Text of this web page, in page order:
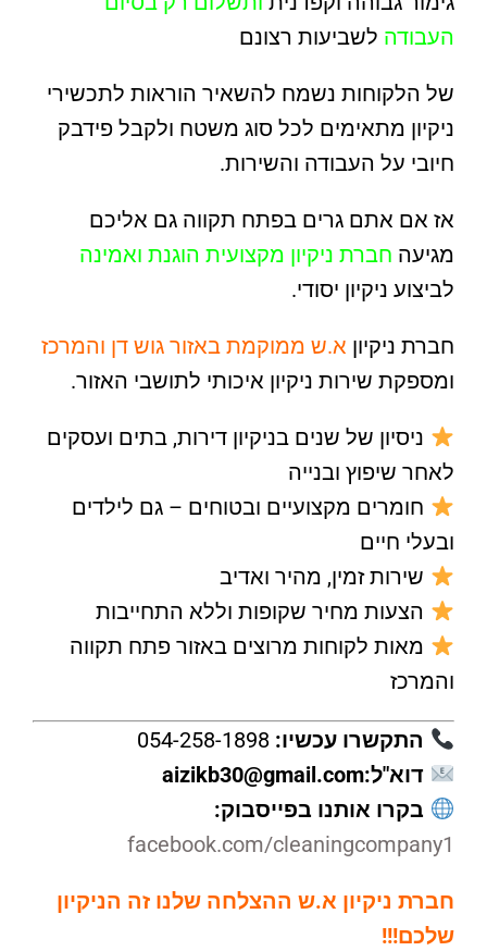
העבודה לשביעות רצונם
של הלקוחות נשמח להשאיר הוראות לתכשירי
ניקיון מתאימים לכל סוג משטח ולקבל פידבק
חיובי על העבודה והשירות.
אז אם אתם גרים בפתח תקווה גם אליכם
מגיעה חברת ניקיון מקצועית הוגנת ואמינה
לביצוע ניקיון יסודי.
חברת ניקיון א.ש ממוקמת באזור גוש דן והמרכז
ומספקת שירות ניקיון איכותי לתושבי האזור.
ניסיון של שנים בניקיון דירות, בתים ועסקים
לאחר שיפוץ ובנייה
חומרים מקצועיים ובטוחים – גם לילדים
ובעלי חיים
שירות זמין, מהיר ואדיב
הצעות מחיר שקופות וללא התחייבות
מאות לקוחות מרוצים באזור פתח תקווה
והמרכז
התקשרו עכשיו:
דוא"ל:aizikb30@gmail.com
בקרו אותנו בפייסבוק:
facebook.com/cleaningcompany1
חברת ניקיון א.ש ההצלחה שלנו זה הניקיון
שלכם!!!